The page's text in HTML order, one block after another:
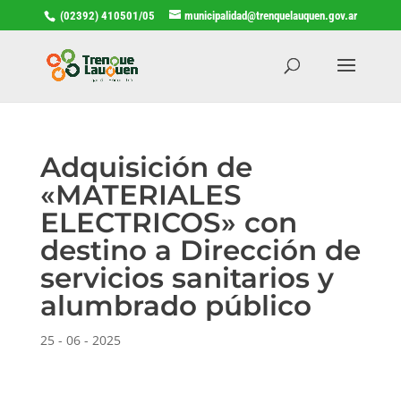
(02392) 410501/05 municipalidad@trenquelauquen.gov.ar
Adquisición de
«MATERIALES
ELECTRICOS» con
destino a Dirección de
servicios sanitarios y
alumbrado público
25 - 06 - 2025